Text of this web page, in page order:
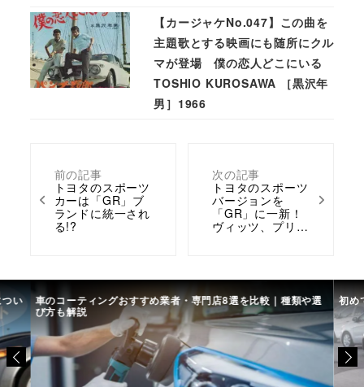
前の記事
トヨタのスポーツ
カーは「GR」ブ
ランドに統一され
る!?
次の記事
トヨタのスポーツ
バージョンを
「GR」に一新！
ヴィッツ、プリ…
【カージャケNo.047】この曲を
主題歌とする映画にも随所にクル
マが登場 僕の恋人どこにいる
TOSHIO KUROSAWA ［黒沢年
男］1966
い 車のコーティングおすすめ業者・専門店8選を比較｜種類や選
び方も解説
初め